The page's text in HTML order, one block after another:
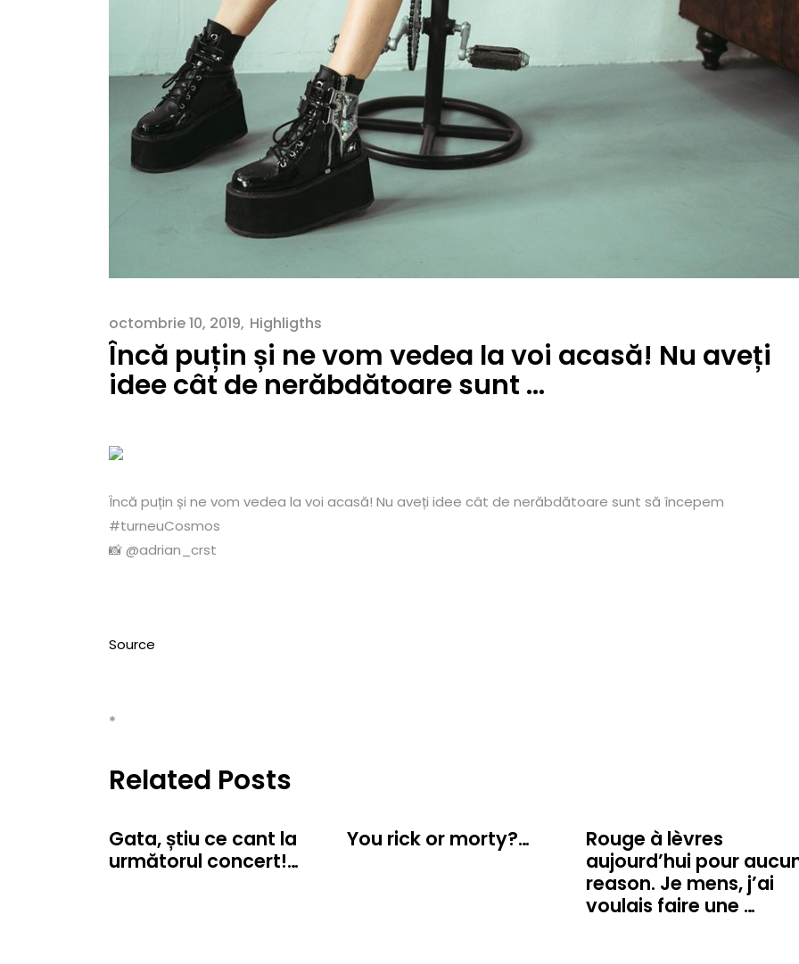
octombrie 10, 2019 Highligths
Încă puțin și ne vom vedea la voi acasă! Nu aveți
idee cât de nerăbdătoare sunt …
Încă puțin și ne vom vedea la voi acasă! Nu aveți idee cât de nerăbdătoare sunt să începem
#turneuCosmos
📸 @adrian_crst
Source
*
Related Posts
Gata, știu ce cant la
următorul concert!…
You rick or morty?…
Rouge à lèvres
aujourd’hui pour
reason. Je mens, j’ai
voulais faire une …